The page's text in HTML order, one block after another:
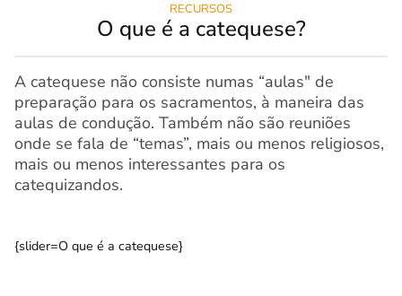
RECURSOS
O que é a catequese?
A catequese não consiste numas “aulas" de
preparação para os sacramentos, à maneira das
aulas de condução. Também não são reuniões
onde se fala de “temas”, mais ou menos religiosos,
mais ou menos interessantes para os
catequizandos.
{slider=O que é a catequese}